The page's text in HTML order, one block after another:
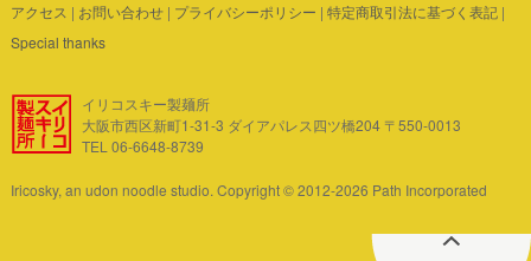
アクセス | お問い合わせ| プライバシーポリシー | 特定商取引法に基づく表記|
Special thanks
イリコスキー製麺所
大阪市西区新町1-31-3 ダイアパレス四ツ橋204 〒550-0013
TEL 06-6648-8739
Iricosky, an udon noodle studio. Copyright © 2012-2026 Path Incorporated